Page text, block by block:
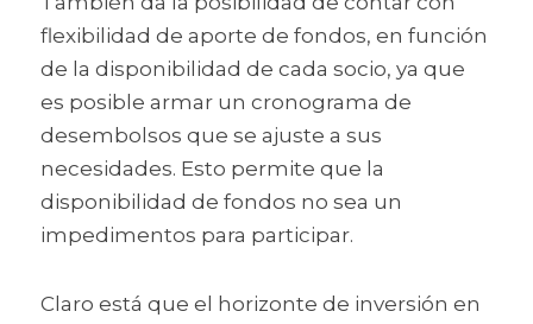
flexibilidad de aporte de fondos, en función
de la disponibilidad de cada socio, ya que
es posible armar un cronograma de
desembolsos que se ajuste a sus
necesidades. Esto permite que la
disponibilidad de fondos no sea un
impedimentos para participar.